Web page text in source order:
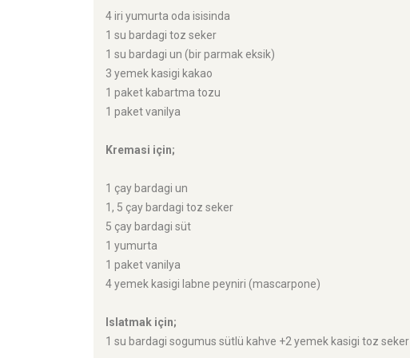
4 iri yumurta oda isisinda
1 su bardagi toz seker
1 su bardagi un (bir parmak eksik)
3 yemek kasigi kakao
1 paket kabartma tozu
1 paket vanilya
Kremasi için;
1 çay bardagi un
1, 5 çay bardagi toz seker
5 çay bardagi süt
1 yumurta
1 paket vanilya
4 yemek kasigi labne peyniri (mascarpone)
Islatmak için;
1 su bardagi sogumus sütlü kahve +2 yemek kasigi toz seker